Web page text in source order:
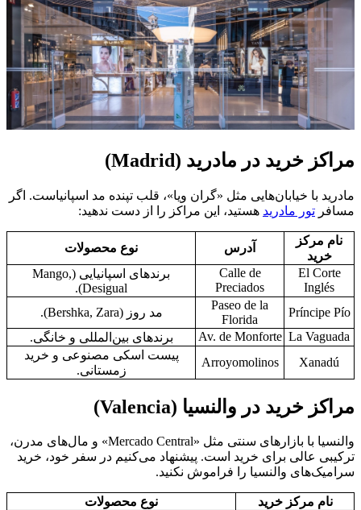
مراکز خرید در مادرید (Madrid)
مادرید با خیابان‌هایی مثل «گران ویا»، قلب تپنده مد اسپانیاست. اگر
مسافر تور مادرید هستید، این مراکز را از دست ندهید:
نام مرکز
خرید
آدرس
نوع محصولات
El Corte
Inglés
Calle de
Preciados
برندهای اسپانیایی (Mango,
Desigual).
Príncipe Pío
Paseo de la
Florida
مد روز (Bershka, Zara).
La Vaguada
Av. de Monforte
برندهای بین‌المللی و خانگی.
Xanadú
Arroyomolinos
پیست اسکی مصنوعی و خرید
زمستانی.
مراکز خرید در والنسیا (Valencia)
والنسیا با بازارهای سنتی مثل «Mercado Central» و مال‌های مدرن،
ترکیبی عالی برای خرید است. پیشنهاد می‌کنیم در سفر خود، خرید
سرامیک‌های والنسیا را فراموش نکنید.
نام مرکز خرید
نوع محصولات